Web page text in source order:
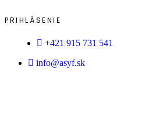
PRIHLÁSENIE
+421 915 731 541
info@asyf.sk